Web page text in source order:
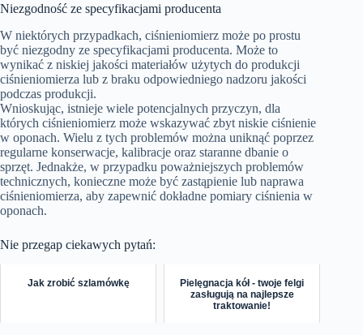
Niezgodność ze specyfikacjami producenta
W niektórych przypadkach, ciśnieniomierz może po prostu
być niezgodny ze specyfikacjami producenta. Może to
wynikać z niskiej jakości materiałów użytych do produkcji
ciśnieniomierza lub z braku odpowiedniego nadzoru jakości
podczas produkcji.
Wnioskując, istnieje wiele potencjalnych przyczyn, dla
których ciśnieniomierz może wskazywać zbyt niskie ciśnienie
w oponach. Wielu z tych problemów można uniknąć poprzez
regularne konserwacje, kalibracje oraz staranne dbanie o
sprzęt. Jednakże, w przypadku poważniejszych problemów
technicznych, konieczne może być zastąpienie lub naprawa
ciśnieniomierza, aby zapewnić dokładne pomiary ciśnienia w
oponach.
Nie przegap ciekawych pytań:
Jak zrobić szlamówkę
Pielęgnacja kół - twoje felgi
zasługują na najlepsze
traktowanie!